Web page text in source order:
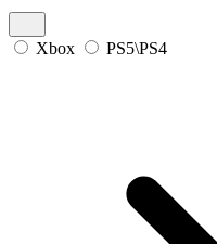
Xbox PS5\PS4